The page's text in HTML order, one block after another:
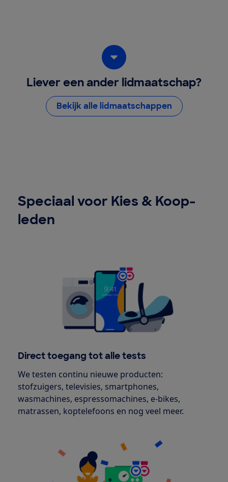
Liever een ander lidmaatschap?
Bekijk alle lidmaatschappen
Speciaal voor Kies & Koop-
leden
Direct toegang tot alle tests
We testen continu nieuwe producten:
stofzuigers, televisies, smartphones,
wasmachines, espressomachines, e-bikes,
matrassen, koptelefoons en nog veel meer.